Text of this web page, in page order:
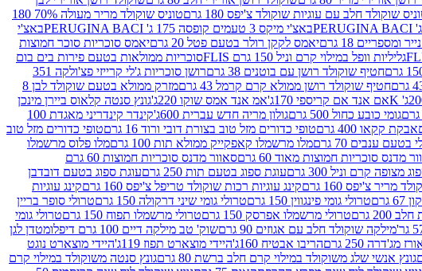
שוקולד חלב עם עוגיות שוקולד צ'יפס 180 גרם
טוניס שוקולד מריר מעולה 70% 180
באצ'י מיקס 3 טעמים קופסה 175 ג' PERUGINA BACI
באצ'י
ומספריים 18 גרם יאמס לקקן רולר בטעם פטל 20 גרם
יאמס סוכריות סוכר חמוצות
גליליות וופל במילוי קרם וניל 150 גרם FLIS
סוכריות ממולאות בטעם פירות בים בום
חטיף שוקולד רושן עם בוטנים 38 גרם
רושן סוכריות ג'לי קרייזי פצ'ולקה 351
חטיף שוקולד רושן ממולא קרם קרמל 43 גרם
מזרק ממולא בטעם שוקולד לבן 8
אם אנד אם קריספי 170ג' אמ אנד אמס שוקו 220ג'
גונץ סנטה קלאוס ביירן מינכן
גומי כובע כחול 500 גרם גולון מריה חדש עברית 600ג'
קינדר קינדריני מאגדת 100
אבקת קקאו 400 גרם טופי כדורים מזל טוב בצורת דובי ורוד 16 גרם
טופי כדורים מזל טוב
ענבים 70 גרם מלו מרשמלו קאפקייק ממולא תות 100 גרם
מלו פלוס מרשמלו
מדנס סוכריות חמוצות מאוד 60 גרם
סאוור מדנס סוכריות חמוצות 60 גרם
מצופה קרם וניל 300 גרם עוגת ספוג בטעם תות 250 גרם
עוגת ספוג בטעם דובדבן
מריר צ'יפס 160 גרם קינג עוגיות רכות שוקולד טריפל צ'יפס 160 גרם
קינג עוגיות
טרולי גומי פינגווין 150 גרם טרולי גומי שיני דרקולה 150 גרם
טרולי סופר בריין
גרם טרולי מרשמלו אפרסק 150 גרם טרולי מרשמלו תפוח 150 גרם
טרולי גומי
מילקה שוקולד חלב עם אגוזים 90 גרם שוק' טב מילקה דיים 100 גרם דיפלומט
דן לגן
מג'דרה 250 גרם הריבו אבטיח 160ג' היידי מוצארט תפוז 119ג'
היידי מוצארט נוגט
גונץ אנשי שלג משוקולד במילוי קרם חלב ברשת 80 גרם
גונץ סנטה משוקולד במילוי קרם